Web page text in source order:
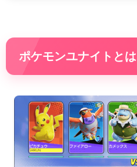
ポケモンユナイトとは